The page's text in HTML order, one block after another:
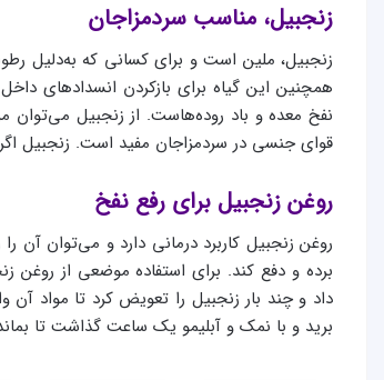
زنجبیل، مناسب سردمزاجان
زنجبیل، ملین است و برای کسانی که به‌دلیل
همچنین این گیاه برای بازکردن انسدادهای
نفخ معده و باد روده‌هاست. از زنجبیل می‌توان
قوای جنسی در سردمزاجان مفید است. زنجبیل
روغن زنجبیل برای رفع نفخ
روغن زنجبیل کاربرد درمانی دارد و می‌توان آن
برده و دفع کند. برای استفاده موضعی از روغن
داد و چند بار زنجبیل را تعویض کرد تا مواد
برید و با نمک و آبلیمو یک ساعت گذاشت تا